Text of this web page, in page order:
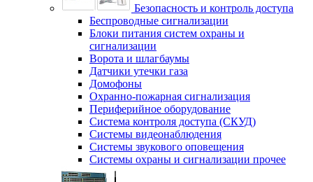
Безопасность и контроль доступа
Беспроводные сигнализации
Блоки питания систем охраны и
сигнализации
Ворота и шлагбаумы
Датчики утечки газа
Домофоны
Охранно-пожарная сигнализация
Периферийное оборудование
Система контроля доступа (СКУД)
Системы видеонаблюдения
Системы звукового оповещения
Системы охраны и сигнализации прочее